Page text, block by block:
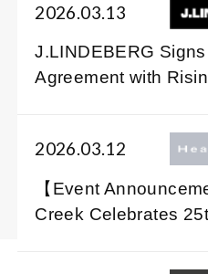
2026.03.13
J.LINDEBERG Signs
Agreement with
2026.03.12
【Event
Creek Celebrates